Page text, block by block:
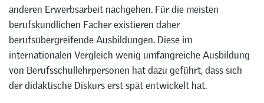
anderen Erwerbsarbeit nachgehen. Für die meisten
berufskundlichen Fächer existieren daher
berufsübergreifende Ausbildungen. Diese im
internationalen Vergleich wenig umfangreiche Ausbildung
von Berufsschullehrpersonen hat dazu geführt, dass sich
der didaktische Diskurs erst spät entwickelt hat.